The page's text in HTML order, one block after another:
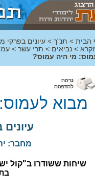
הבית > תנ"ך > עיונים בפרקי
> נביאים > תרי עשר >
מי היה עמוס?
מבוא
מחבר:
שיחות ששודרו ב"קול